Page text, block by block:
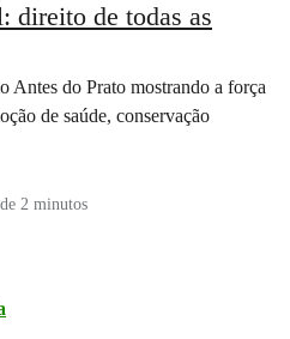
direito de todas as
Antes do Prato mostrando a força
de saúde, conservação
2 minutos